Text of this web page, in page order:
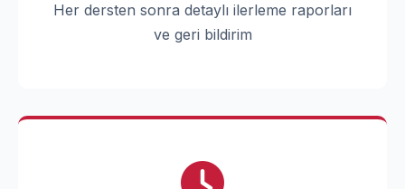
Her dersten sonra detaylı ilerleme raporları
ve geri bildirim